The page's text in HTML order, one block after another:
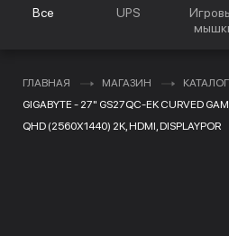
Все UPS
ГЛАВНАЯ МАГАЗИН КАТАЛОГ
GIGABYTE - 27" GS27QC-EK CURVED
QHD (2560X1440) 2K, HDMI, DISPLAYPOR